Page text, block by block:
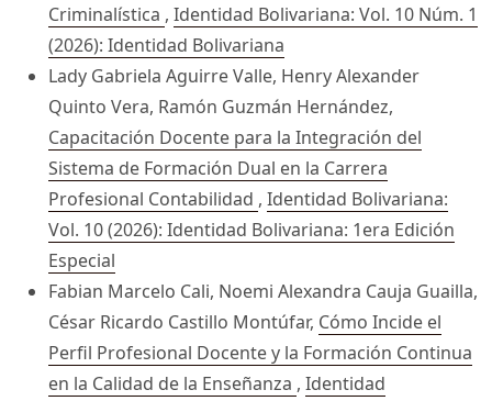
Criminalística , Identidad Bolivariana: Vol. 10 Núm. 1
(2026): Identidad Bolivariana
Lady Gabriela Aguirre Valle, Henry Alexander
Quinto Vera, Ramón Guzmán Hernández,
Capacitación Docente para la Integración del
Sistema de Formación Dual en la Carrera
Profesional Contabilidad , Identidad Bolivariana:
Vol. 10 (2026): Identidad Bolivariana: 1era Edición
Especial
Fabian Marcelo Cali, Noemi Alexandra Cauja Guailla,
César Ricardo Castillo Montúfar, Cómo Incide el
Perfil Profesional Docente y la Formación Continua
en la Calidad de la Enseñanza , Identidad